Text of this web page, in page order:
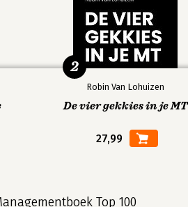
Robin Van Lohuizen
De vier gekkies in je MT
27,99
2
Top 100